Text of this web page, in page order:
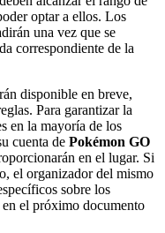
optar a ellos. Los
una vez que se
correspondiente de la
disponible en breve,
Para garantizar la
en la mayoría de los
cuenta de Pokémon GO
en el lugar. Si
el organizador del mismo
sobre los
el próximo documento